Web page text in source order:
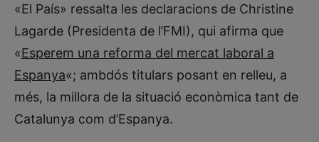
«El País» ressalta les declaracions de Christine
Lagarde (Presidenta de l’FMI), qui afirma que
«Esperem una reforma del mercat laboral a
Espanya«; ambdós titulars posant en relleu, a
més, la millora de la situació econòmica tant de
Catalunya com d’Espanya.